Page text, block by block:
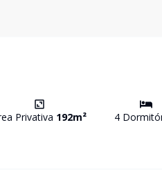
Privativa 192m² 4